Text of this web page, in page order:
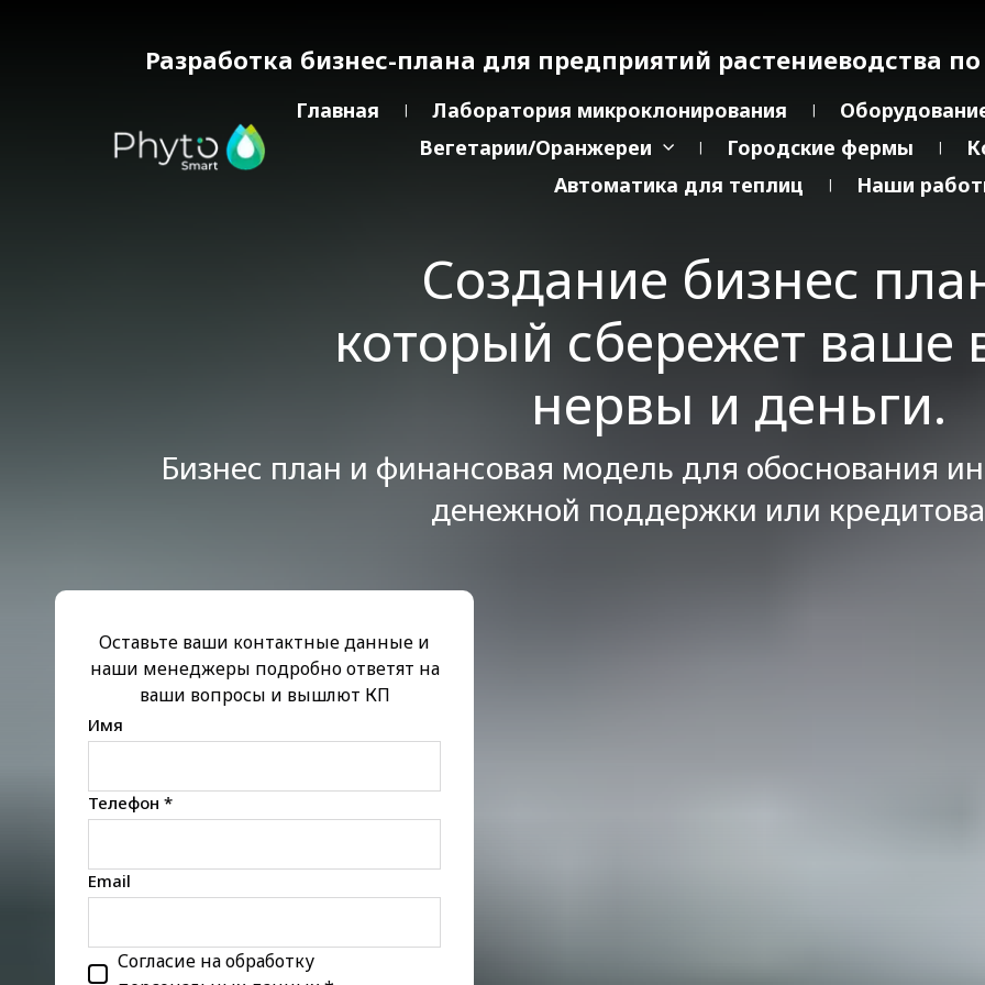
Разработка бизнес-плана для предприятий растениеводства
Главная Лаборатория микроклонирования
Вегетарии/Оранжереи
Городские фермы
Автоматика для теплиц
Наши
Создание бизнес
который сбережет ваше
нервы и деньги.
Бизнес план и финансовая модель для обоснования
денежной поддержки или
Оставьте ваши контактные данные и
наши менеджеры подробно ответят на
ваши вопросы и вышлют КП
Имя
Телефон *
Email
Согласие на обработку